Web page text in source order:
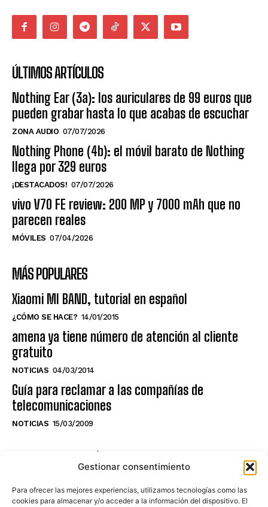
Gestionar consentimiento
Para ofrecer las mejores experiencias, utilizamos tecnologías como las
cookies para almacenar y/o acceder a la información del dispositivo. El
ÚLTIMOS ARTÍCULOS
Nothing Ear (3a): los auriculares de 99 euros que
pueden grabar hasta lo que acabas de escuchar
ZONA AUDIO 07/07/2026
Nothing Phone (4b): el móvil barato de Nothing
llega por 329 euros
¡DESTACADOS! 07/07/2026
vivo V70 FE review: 200 MP y 7000 mAh que no
parecen reales
MÓVILES 07/04/2026
MÁS POPULARES
Xiaomi MI BAND, tutorial en español
¿CÓMO SE HACE? 14/01/2015
amena ya tiene número de atención al cliente
gratuito
NOTICIAS 04/03/2014
Guía para reclamar a las compañías de
telecomunicaciones
NOTICIAS 15/03/2009
NO TE PIERDAS LO ÚLTIMO DEL CANAL